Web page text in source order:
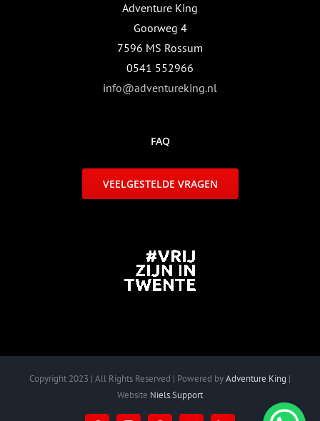
Adventure King
Goorweg 4
7596 MS Rossum
0541 552966
info@adventureking.nl
FAQ
VEELGESTELDE VRAGEN
Copyright 2023 | All Rights Reserved | Powered byAdventure King |
Website Niels.Support